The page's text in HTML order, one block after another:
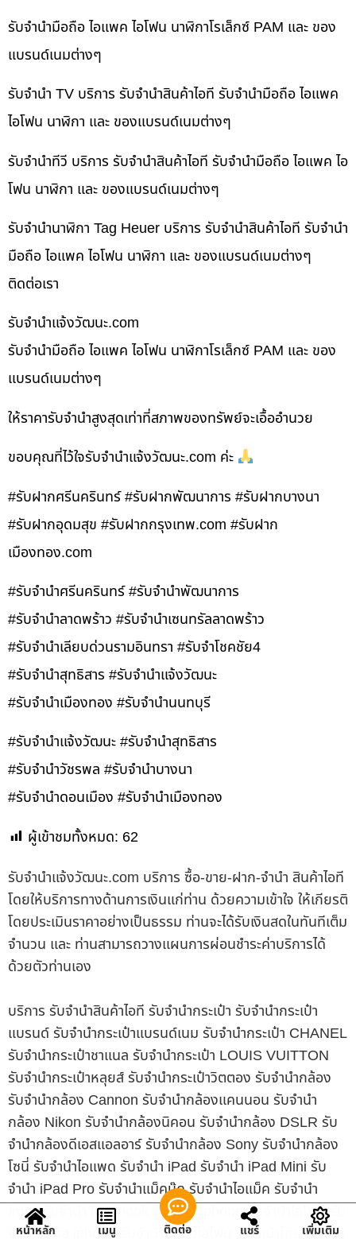
รับจำนำมือถือ ไอแพค ไอโฟน นาฬิกาโรเล็กซ์ PAM และ ของ
แบรนด์เนมต่างๆ
รับจำนำ TV บริการ รับจำนำสินค้าไอที รับจำนำมือถือ ไอแพค
ไอโฟน นาฬิกา และ ของแบรนด์เนมต่างๆ
รับจำนำทีวี บริการ รับจำนำสินค้าไอที รับจำนำมือถือ ไอแพค ไอ
โฟน นาฬิกา และ ของแบรนด์เนมต่างๆ
รับจำนำนาฬิกา Tag Heuer บริการ รับจำนำสินค้าไอที รับจำนำ
มือถือ ไอแพค ไอโฟน นาฬิกา และ ของแบรนด์เนมต่างๆ
ติดต่อเรา
รับจํานําแจ้งวัฒนะ.com
รับจำนำมือถือ ไอแพค ไอโฟน นาฬิกาโรเล็กซ์ PAM และ ของ
แบรนด์เนมต่างๆ
ให้ราคารับจำนำสูงสุดเท่าที่สภาพของทรัพย์จะเอื้ออำนวย
ขอบคุณที่ไว้ใจรับจำนำแจ้งวัฒนะ.com ค่ะ
#รับฝากศรีนครินทร์ #รับฝากพัฒนาการ #รับฝากบางนา
#รับฝากอุดมสุข #รับฝากกรุงเทพ.com #รับฝาก
เมืองทอง.com
#รับจำนำศรีนครินทร์ #รับจำนำพัฒนาการ
#รับจำนำลาดพร้าว #รับจำนำเซนทรัลลาดพร้าว
#รับจำนำเลียบด่วนรามอินทรา #รับจำโชคชัย4
#รับจำนำสุทธิสาร #รับจำนำแจ้งวัฒนะ
#รับจำนำเมืองทอง #รับจำนำนนทบุรี
#รับจำนำแจ้งวัฒนะ #รับจำนำสุทธิสาร
#รับจำนำวัชรพล #รับจำนำบางนา
#รับจำนำดอนเมือง #รับจำนำเมืองทอง
ผู้เข้าชมทั้งหมด: 62
รับจํานําแจ้งวัฒนะ.com บริการ ซื้อ-ขาย-ฝาก-จำนำ สินค้าไอที
โดยให้บริการทางด้านการเงินแก่ท่าน ด้วยความเข้าใจ ให้เกียรติ
โดยประเมินราคาอย่างเป็นธรรม ท่านจะได้รับเงินสดในทันทีเต็ม
จำนวน และ ท่านสามารถวางแผนการผ่อนชำระค่าบริการได้
ด้วยตัวท่านเอง
บริการ รับจำนำสินค้าไอที รับจำนำกระเป๋า รับจำนำกระเป๋า
แบรนด์ รับจำนำกระเป๋าแบรนด์เนม รับจำนำกระเป๋า CHANEL
รับจำนำกระเป๋าชาแนล รับจำนำกระเป๋า LOUIS VUITTON
รับจำนำกระเป๋าหลุยส์ รับจำนำกระเป๋าวิตตอง รับจำนำกล้อง
รับจำนำกล้อง Cannon รับจำนำกล้องแคนนอน รับจำนำ
กล้อง Nikon รับจำนำกล้องนิคอน รับจำนำกล้อง DSLR รับ
จำนำกล้องดีเอสแอลอาร์ รับจำนำกล้อง Sony รับจำนำกล้อง
โซนี่ รับจำนำไอแพด รับจำนำ iPad รับจำนำ iPad Mini รับ
จำนำ iPad Pro รับจำนำแม็คบุ๊ค รับจำนำไอแม็ค รับจำนำ
Imac รับจำนำ Macbook รับจำนำ iphone รับจำนำไอโฟน รับ
จำนำมือถือ iphone รับจำนำมือถือไอโฟน รับจำนำโทรศัพท์มือ
หน้าหลัก เมนู ติดต่อ แชร์ เพิ่มเติม